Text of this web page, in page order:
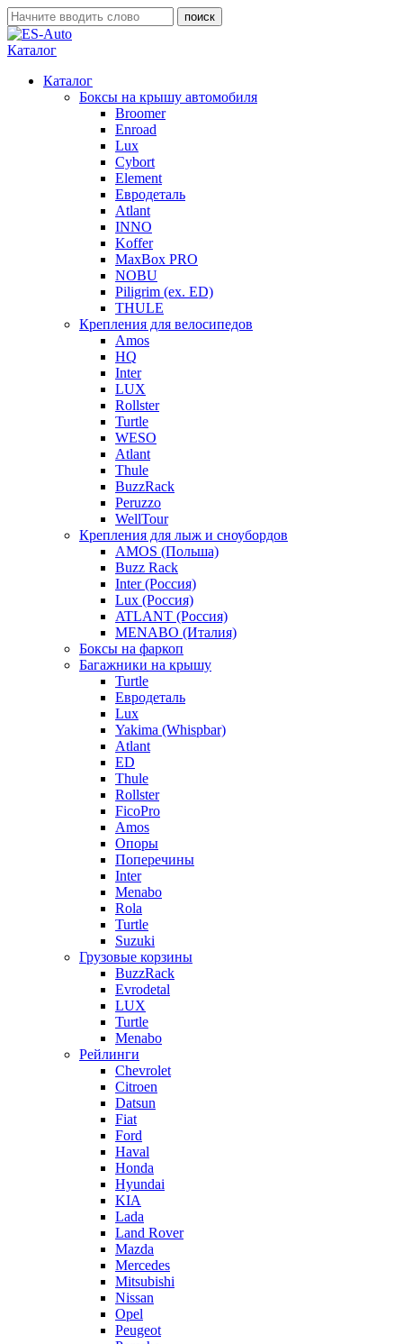
Каталог
Каталог
Боксы на крышу автомобиля
Broomer
Enroad
Lux
Cybort
Element
Евродеталь
Atlant
INNO
Koffer
MaxBox PRO
NOBU
Piligrim (ex. ED)
THULE
Крепления для велосипедов
Amos
HQ
Inter
LUX
Rollster
Turtle
WESO
Atlant
Thule
BuzzRack
Peruzzo
WellTour
Крепления для лыж и сноубордов
AMOS (Польша)
Buzz Rack
Inter (Россия)
Lux (Россия)
ATLANT (Россия)
MENABO (Италия)
Боксы на фаркоп
Багажники на крышу
Turtle
Евродеталь
Lux
Yakima (Whispbar)
Atlant
ED
Thule
Rollster
FicoPro
Amos
Опоры
Поперечины
Inter
Menabo
Rola
Turtle
Suzuki
Грузовые корзины
BuzzRack
Evrodetal
LUX
Turtle
Menabo
Рейлинги
Chevrolet
Citroen
Datsun
Fiat
Ford
Haval
Honda
Hyundai
KIA
Lada
Land Rover
Mazda
Mercedes
Mitsubishi
Nissan
Opel
Peugeot